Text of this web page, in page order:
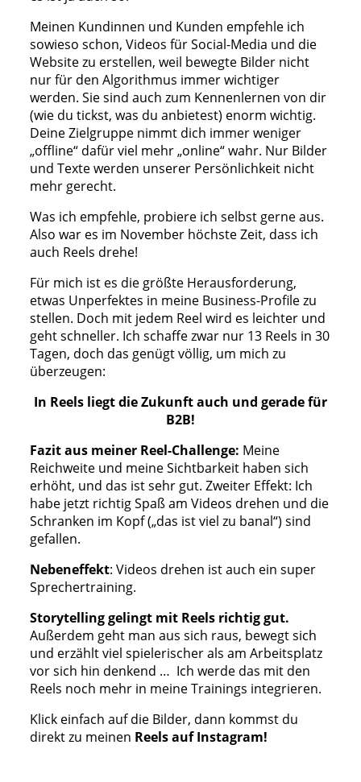
Meinen Kundinnen und Kunden empfehle ich
sowieso schon, Videos für Social-Media und die
Website zu erstellen, weil bewegte Bilder nicht
nur für den Algorithmus immer wichtiger
werden. Sie sind auch zum Kennenlernen von dir
(wie du tickst, was du anbietest) enorm wichtig.
Deine Zielgruppe nimmt dich immer weniger
„offline“ dafür viel mehr „online“ wahr. Nur Bilder
und Texte werden unserer Persönlichkeit nicht
mehr gerecht.
Was ich empfehle, probiere ich selbst gerne aus.
Also war es im November höchste Zeit, dass ich
auch Reels drehe!
Für mich ist es die größte Herausforderung,
etwas Unperfektes in meine Business-Profile zu
stellen. Doch mit jedem Reel wird es leichter und
geht schneller. Ich schaffe zwar nur 13 Reels in 30
Tagen, doch das genügt völlig, um mich zu
überzeugen:
In Reels liegt die Zukunft auch und gerade für
B2B!
Fazit aus meiner Reel-Challenge: Meine
Reichweite und meine Sichtbarkeit haben sich
erhöht, und das ist sehr gut. Zweiter Effekt: Ich
habe jetzt richtig Spaß am Videos drehen und die
Schranken im Kopf („das ist viel zu banal“) sind
gefallen.
Nebeneffekt: Videos drehen ist auch ein super
Sprechertraining.
Storytelling gelingt mit Reels richtig gut.
Außerdem geht man aus sich raus, bewegt sich
und erzählt viel spielerischer als am Arbeitsplatz
vor sich hin denkend … Ich werde das mit den
Reels noch mehr in meine Trainings integrieren.
Klick einfach auf die Bilder, dann kommst du
direkt zu meinen Reels auf Instagram!